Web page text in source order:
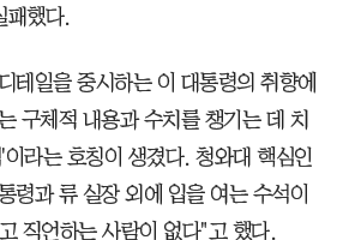
패했다.
테일을 중시하는 이 대통령의 취향에
구체적 내용과 수치를 챙기는 데 치
라는 호칭이 생겼다. 청와대 핵심인
령과 류 실장 외에 입을 여는 수석이
직언하는 사람이 없다"고 했다.